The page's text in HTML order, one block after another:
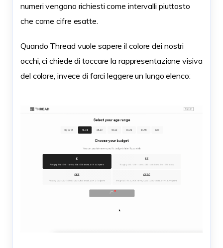
numeri vengono richiesti come intervalli piuttosto
che come cifre esatte.
Quando Thread vuole sapere il colore dei nostri
occhi, ci chiede di toccare la rappresentazione visiva
del colore, invece di farci leggere un lungo elenco: